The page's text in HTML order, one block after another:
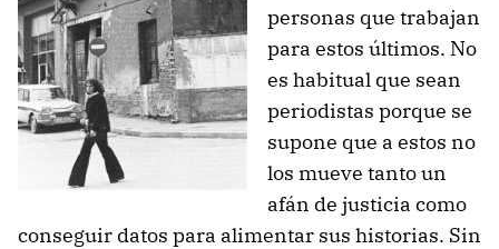
personas que trabajan
para estos últimos. No
es habitual que sean
periodistas porque se
supone que a estos no
los mueve tanto un
afán de justicia como
conseguir datos para alimentar sus historias. Sin